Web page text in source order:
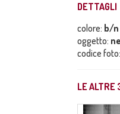
DETTAGLI
colore: b/n
oggetto:
codice foto:
LE ALTRE